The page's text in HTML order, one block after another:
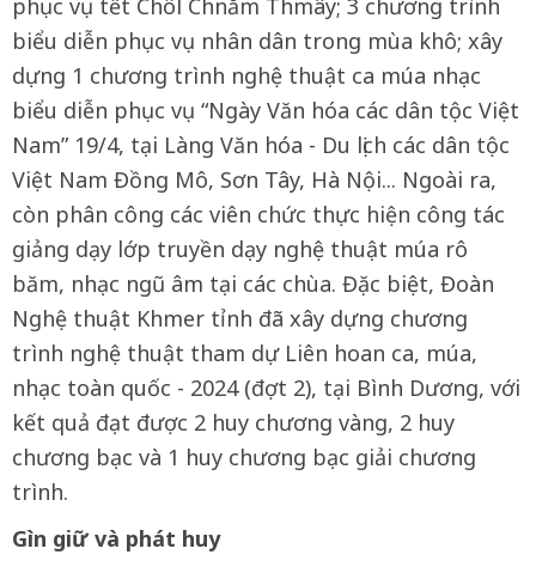
phục vụ tết Chôl Chnăm Thmây; 3 chương trình
biểu diễn phục vụ nhân dân trong mùa khô; xây
dựng 1 chương trình nghệ thuật ca múa nhạc
biểu diễn phục vụ “Ngày Văn hóa các dân tộc Việt
Nam” 19/4, tại Làng Văn hóa - Du lịch các dân tộc
Việt Nam Đồng Mô, Sơn Tây, Hà Nội... Ngoài ra,
còn phân công các viên chức thực hiện công tác
giảng dạy lớp truyền dạy nghệ thuật múa rô
băm, nhạc ngũ âm tại các chùa. Đặc biệt, Đoàn
Nghệ thuật Khmer tỉnh đã xây dựng chương
trình nghệ thuật tham dự Liên hoan ca, múa,
nhạc toàn quốc - 2024 (đợt 2), tại Bình Dương, với
kết quả đạt được 2 huy chương vàng, 2 huy
chương bạc và 1 huy chương bạc giải chương
trình.
Gìn giữ và phát huy